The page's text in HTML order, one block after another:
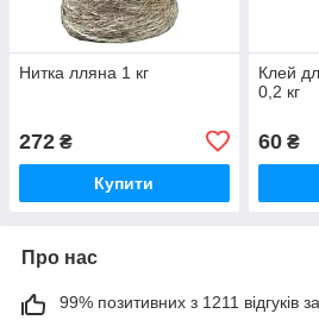
Нитка лляна 1 кг
272 ₴
Купити
Клей
0,2 кг
60₴
Про нас
99% позитивних з 1211 відгуків